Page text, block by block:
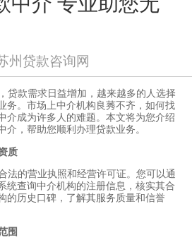
州贷款咨询网
贷款需求日益增加，越来越多的人选择
务。市场上中介机构良莠不齐，如何找
介成为许多人的难题。本文将为您介绍
，帮助您顺利办理贷款业务。
质
法的营业执照和经营许可证。您可以通
统查询中介机构的注册信息，核实其合
的历史口碑，了解其服务质量和信誉
围